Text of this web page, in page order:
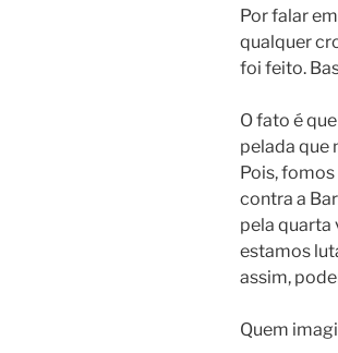
Por falar
qualquer
foi feito.
O fato é
pelada que
Pois,
contra a
pela quarta
estamos
assim,
Quem